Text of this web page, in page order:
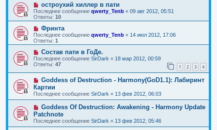
остроухий хиллер в пати
Последнее сообщение qwerty_Tenb « 09 авг 2012, 05:51
Ответы: 10
Фринта
Последнее сообщение qwerty_Tenb « 14 июл 2012, 17:06
Ответы: 1
Состав пати в ГоДе.
Последнее сообщение SirDark « 18 мар 2012, 00:59
Ответы: 47 1 2 3 4
Goddess of Destruction - Harmony(GoD1.1): Лабиринт
Картии
Последнее сообщение SirDark « 13 фев 2012, 06:03
Goddess Of Destruction: Awakening - Harmony Update
Patchnote
Последнее сообщение SirDark « 13 фев 2012, 05:46